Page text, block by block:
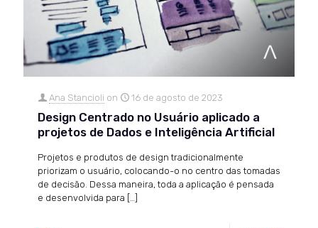
Ana Stancioli on 16 de agosto de 2023
Design Centrado no Usuário aplicado a
projetos de Dados e Inteligência Artificial
Projetos e produtos de design tradicionalmente
priorizam o usuário, colocando-o no centro das tomadas
de decisão. Dessa maneira, toda a aplicação é pensada
e desenvolvida para […]